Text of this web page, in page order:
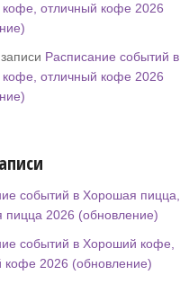
отличный кофе 2026
Расписание событий в
отличный кофе 2026
событий в Хорошая пицца,
пицца 2026 (обновление)
событий в Хороший кофе,
кофе 2026 (обновление)